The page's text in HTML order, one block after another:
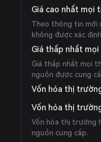
Giá cao nhất mọi
Theo thông tin mới
không được xác
Giá thấp nhất
Giá thấp nhất mọi
nguồn được cung
Vốn hóa thị
Vốn hóa thị
Vốn hóa thị trường
nguồn cung cấp.